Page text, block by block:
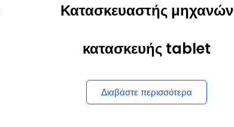
Κατασκευαστής μηχανών
κατασκευής tablet
Διαβάστε περισσότερα